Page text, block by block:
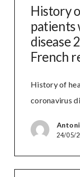
History
patients
disease
French
History of
coronavirus
24/05/